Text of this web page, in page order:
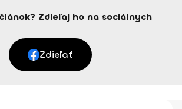
Zdieľaj ho na sociálnych
Zdieľať